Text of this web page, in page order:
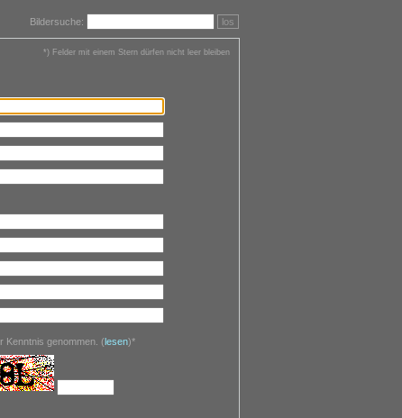
Bildersuche: los
*) Felder mit einem Stern dürfen nicht leer bleiben
genommen. (lesen)*